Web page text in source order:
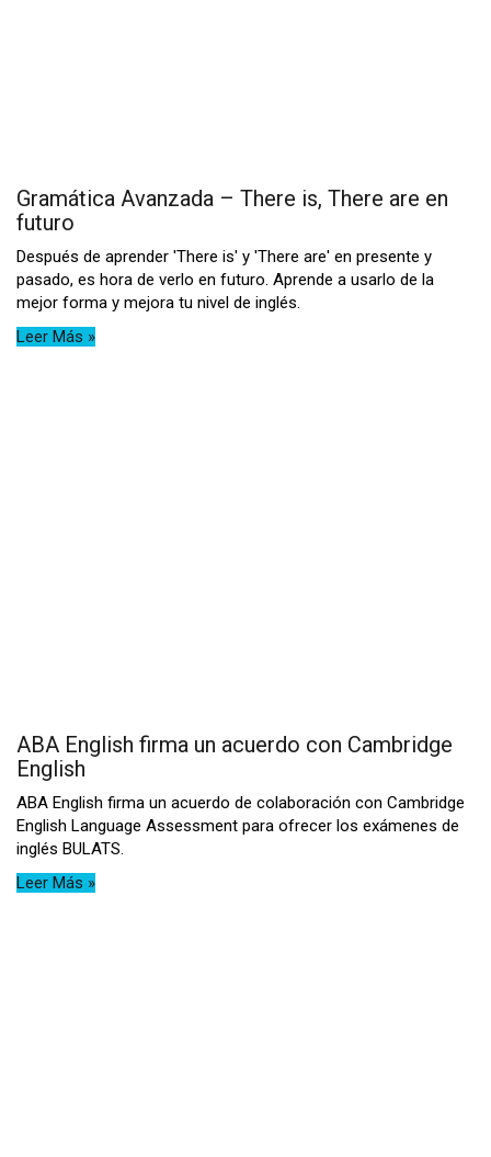
Gramática Avanzada – There is, There are en
futuro
Después de aprender 'There is' y 'There are' en presente y
pasado, es hora de verlo en futuro. Aprende a usarlo de la
mejor forma y mejora tu nivel de inglés.
Leer Más »
ABA English firma un acuerdo con Cambridge
English
ABA English firma un acuerdo de colaboración con Cambridge
English Language Assessment para ofrecer los exámenes de
inglés BULATS.
Leer Más »